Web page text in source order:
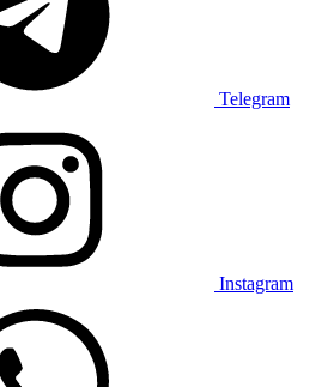
Telegram
Instagram